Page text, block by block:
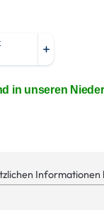
in unseren
Informationen